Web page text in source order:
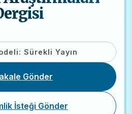
Sürekli Yayın
Gönder
İsteği Gönder